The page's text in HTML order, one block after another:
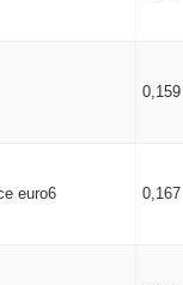
0,159
euro6 0,167